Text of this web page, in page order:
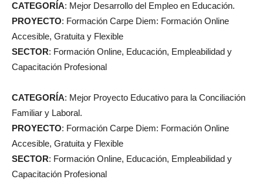
CATEGORÍA: Mejor Desarrollo del Empleo en Educación.
PROYECTO: Formación Carpe Diem: Formación Online
Accesible, Gratuita y Flexible
SECTOR: Formación Online, Educación, Empleabilidad y
Capacitación Profesional
CATEGORÍA: Mejor Proyecto Educativo para la Conciliación
Familiar y Laboral.
PROYECTO: Formación Carpe Diem: Formación Online
Accesible, Gratuita y Flexible
SECTOR: Formación Online, Educación, Empleabilidad y
Capacitación Profesional